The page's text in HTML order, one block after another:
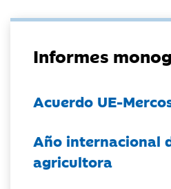
Informes
Acuerdo UE-
Año internacional
agricultora